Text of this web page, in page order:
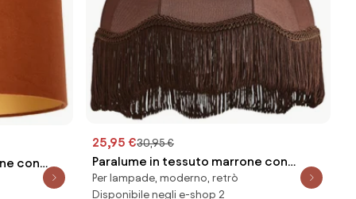
con
25,95 €30,95 €
Paralume in tessuto marrone con
interno bianco 31,5/15/14 - Heritage
Per lampade, moderno, retrò
Disponibile negli e-shop 2